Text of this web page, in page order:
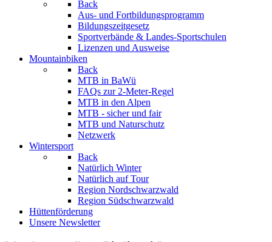
Back
Aus- und Fortbildungsprogramm
Bildungszeitgesetz
Sportverbände & Landes-Sportschulen
Lizenzen und Ausweise
Mountainbiken
Back
MTB in BaWü
FAQs zur 2-Meter-Regel
MTB in den Alpen
MTB - sicher und fair
MTB und Naturschutz
Netzwerk
Wintersport
Back
Natürlich Winter
Natürlich auf Tour
Region Nordschwarzwald
Region Südschwarzwald
Hüttenförderung
Unsere Newsletter